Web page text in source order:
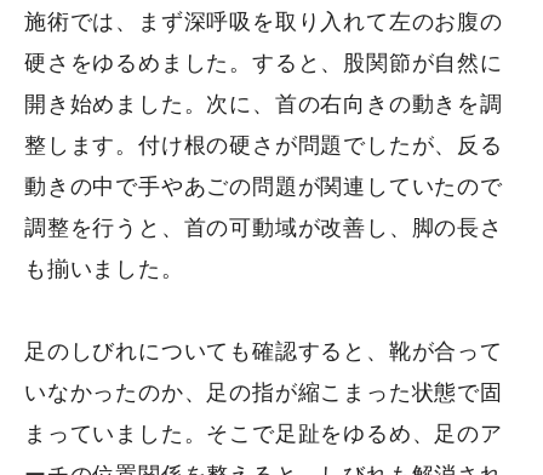
施術では、まず深呼吸を取り入れて左のお腹の
硬さをゆるめました。すると、股関節が自然に
開き始めました。次に、首の右向きの動きを調
整します。付け根の硬さが問題でしたが、反る
動きの中で手やあごの問題が関連していたので
調整を行うと、首の可動域が改善し、脚の長さ
も揃いました。
足のしびれについても確認すると、靴が合って
いなかったのか、足の指が縮こまった状態で固
まっていました。そこで足趾をゆるめ、足のア